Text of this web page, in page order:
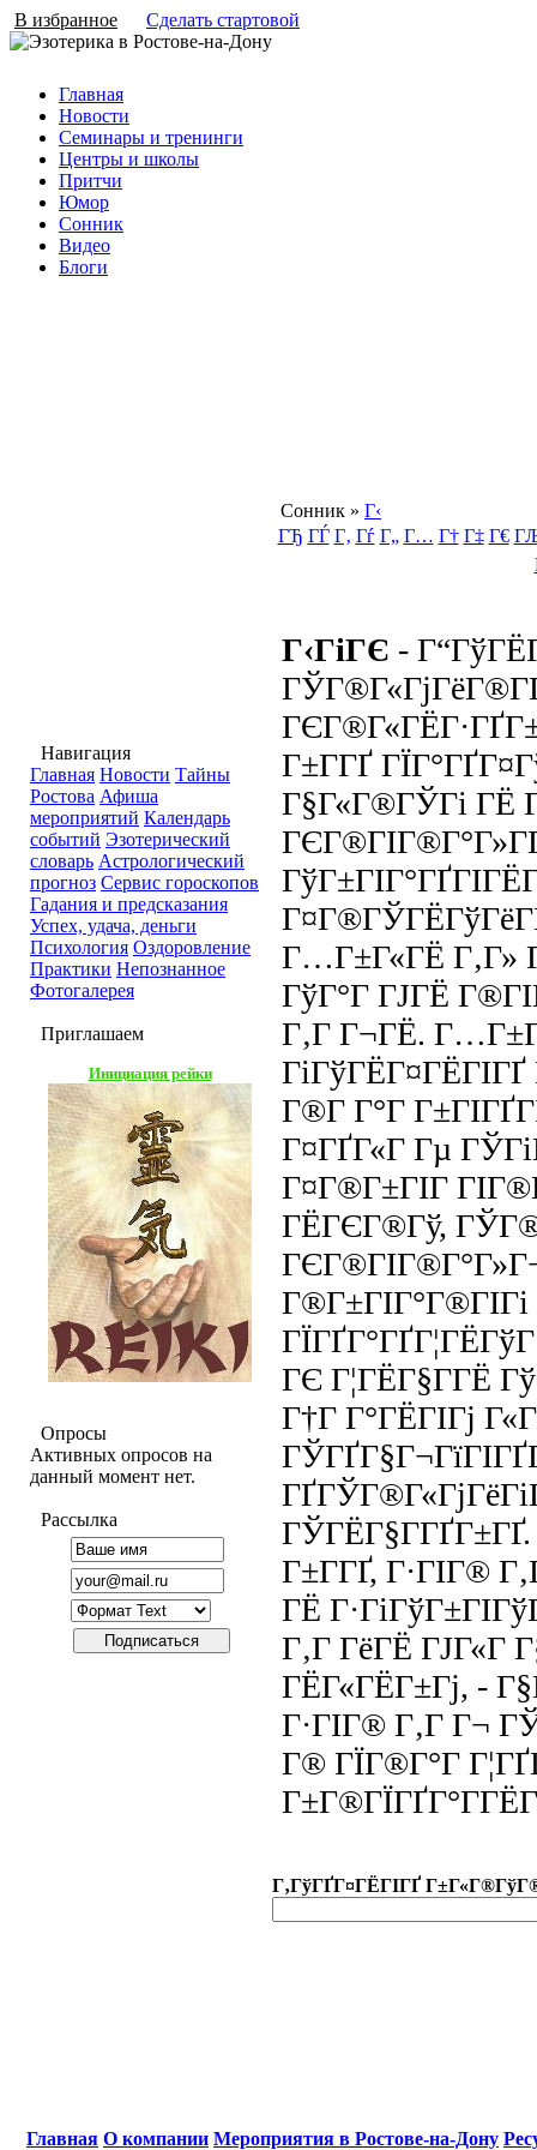
В избранное Сделать стартовой
Главная
Новости
Семинары и тренинги
Центры и школы
Притчи
Юмор
Сонник
Видео
Блоги
Навигация
Главная Новости Тайны
Ростова Афиша
мероприятий Календарь
событий Эзотерический
словарь Астрологический
прогноз Сервис гороскопов
Гадания и предсказания
Успех, удача, деньги
Психология Оздоровление
Практики Непознанное
Фотогалерея
Приглашаем
Инициация рейки
Опросы
Активных опросов на
данный момент нет.
Рассылка
Сонник » Г‹
ГЂ ГЃ Г‚ Гѓ Г„ Г… Г† Г‡ Г€
Г‹ГіГЄ -
Г±Г­ГҐ
Г§Г«Г®ГЎГі ГЁ
Г…Г±Г«ГЁ Г‚Г»
ГўГ°Г ГЈГЁ
Г‚Г Г¬ГЁ.
Г®Г­ Г°Г
Г¤ГҐГ«Г Гµ
Г¤Г®Г±ГІГ
ГЁГЄГ®Гў,
ГЄ Г¦ГЁГ§Г­ГЁ
Г†Г Г°ГЁГІГј
ГЎГЁГ§Г­ГҐГ±ГҐ.
Г±Г­ГҐ, Г·ГІГ®
ГЁ
Г‚Г ГёГЁ ГЈГ«Г
ГЁГ«ГЁГ±Гј, -
Г·ГІГ® Г‚Г Г¬
Г® ГЇГ®Г°Г
Г‚ГўГҐГ¤ГЁГІГҐ
Главная О компании Мероприятия в Ростове-на-Дону